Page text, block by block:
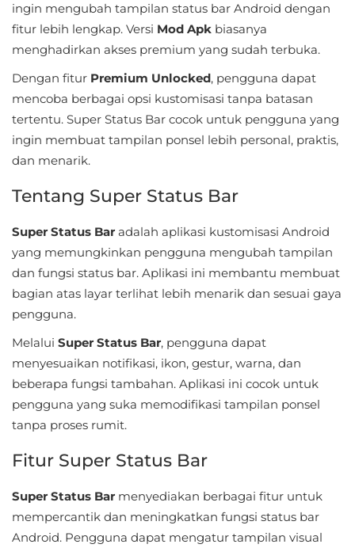
Puzzle
Racing
Role
Playing
Shooting
Simulation
Sports
Standalone
Story-
Driven
Strategi
Trivia
Word
Apps
Art
ingin mengubah tampilan status bar Android dengan
fitur lebih lengkap. Versi Mod Apk biasanya
menghadirkan akses premium yang sudah terbuka.
Dengan fitur Premium Unlocked, pengguna dapat
mencoba berbagai opsi kustomisasi tanpa batasan
tertentu. Super Status Bar cocok untuk pengguna yang
ingin membuat tampilan ponsel lebih personal, praktis,
dan menarik.
Tentang Super Status Bar
Super Status Bar adalah aplikasi kustomisasi Android
yang memungkinkan pengguna mengubah tampilan
dan fungsi status bar. Aplikasi ini membantu membuat
bagian atas layar terlihat lebih menarik dan sesuai gaya
pengguna.
Melalui Super Status Bar, pengguna dapat
menyesuaikan notifikasi, ikon, gestur, warna, dan
beberapa fungsi tambahan. Aplikasi ini cocok untuk
pengguna yang suka memodifikasi tampilan ponsel
tanpa proses rumit.
Fitur Super Status Bar
Super Status Bar menyediakan berbagai fitur untuk
mempercantik dan meningkatkan fungsi status bar
Android. Pengguna dapat mengatur tampilan visual